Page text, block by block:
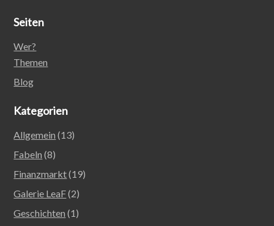
Seiten
Wer?
Themen
Blog
Kategorien
Allgemein (13)
Fabeln (8)
Finanzmarkt(19)
Galerie LeaF(2)
Geschichten (1)